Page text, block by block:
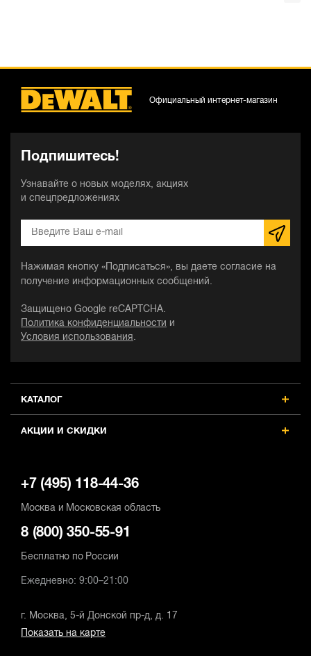
КАТАЛОГ
АКЦИИ И СКИДКИ
Подпишитесь!
Узнавайте о новых моделях, акциях
и спецпредложениях
Нажимая кнопку «Подписаться», вы даете согласие на
получение информационных сообщений.
Защищено Google reCAPTCHA.
Политика конфиденциальности
и
Условия использования .
Официальный интернет-магазин
+7 (495) 118-44-36
Москва и Московская область
8 (800) 350-55-91
Бесплатно по России
Ежедневно: 9:00–21:00
г. Москва, 5-й Донской пр-д, д. 17
Показать на карте